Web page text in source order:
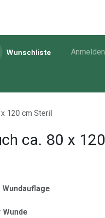
Wunschliste Anmelden
120 cm Steril
ca. 80 x 120